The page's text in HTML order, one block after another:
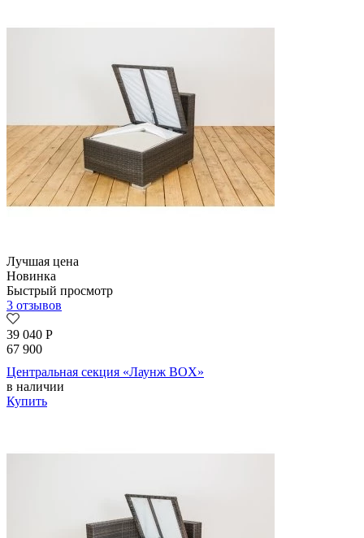
Лучшая цена
Новинка
Быстрый просмотр
3 отзывов
39 040 Р
67 900
Центральная секция «Лаунж BOX»
в наличии
Купить